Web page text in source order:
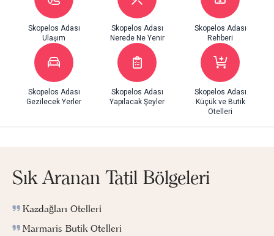
Skopelos Adası
Ulaşım
Skopelos Adası
Nerede Ne Yenir
Skopelos Adası
Rehberi
Skopelos Adası
Gezilecek Yerler
Skopelos Adası
Yapılacak Şeyler
Skopelos Adası
Küçük ve Butik
Otelleri
Sık Aranan Tatil Bölgeleri
Kazdağları Otelleri
Marmaris Butik Otelleri